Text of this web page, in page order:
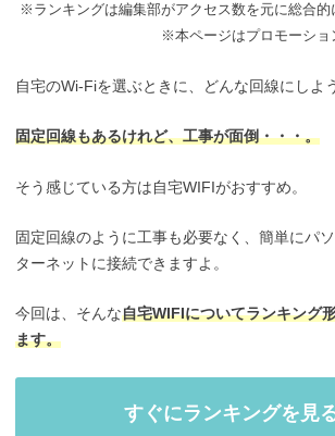
※ランキングは編集部がアクセス数を元に総合的
※本ページはプロモーショ
自宅のWi-Fiを選ぶときに、どんな回線にしよ
固定回線もあるけれど、工事が面倒・・・。
そう感じている方は自宅WIFIがおすすめ。
固定回線のように工事も必要なく、簡単にパ
ターネットに接続できますよ。
今回は、そんな自宅WIFIについてランキング
ます。
すぐにランキングを見